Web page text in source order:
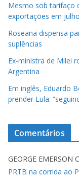
Mesmo sob tarifaço
exportações em
Roseana dispensa
suplências
Ex-ministra de Milei
Argentina
Em inglês, Eduardo
prender Lula:
Comentários
GEORGE EMERSON
PRTB na corrida ao